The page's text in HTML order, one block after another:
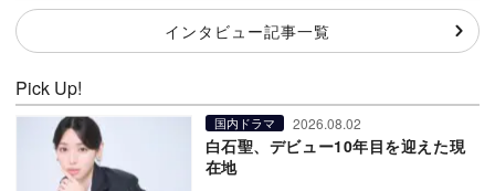
インタビュー記事一覧
Pick Up!
国内ドラマ 2026.08.02
白石聖、デビュー10年目を迎えた現
在地